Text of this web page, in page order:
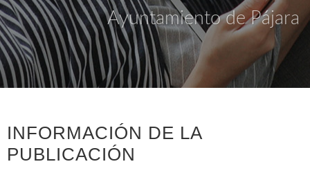
Ayuntamiento de Pájara
INFORMACIÓN DE LA
PUBLICACIÓN